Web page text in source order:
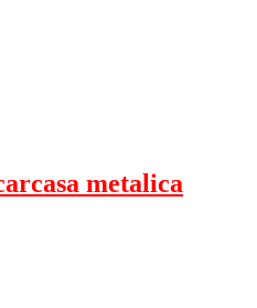
metalica